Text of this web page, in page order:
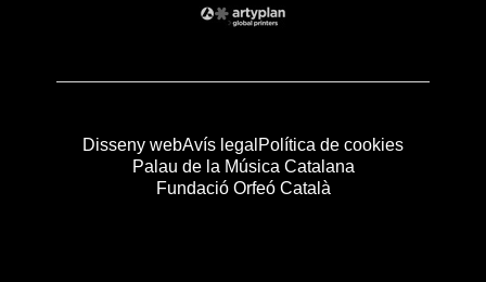
Disseny webAvís legal Política de cookies
Palau de la Música Catalana
Fundació Orfeó Català